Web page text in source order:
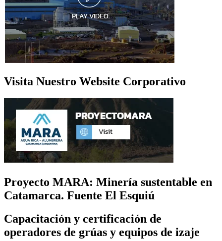
Visita Nuestro Website Corporativo
Proyecto MARA: Minería sustentable en
Catamarca. Fuente El Esquiú
Capacitación y certificación de
operadores de grúas y equipos de izaje